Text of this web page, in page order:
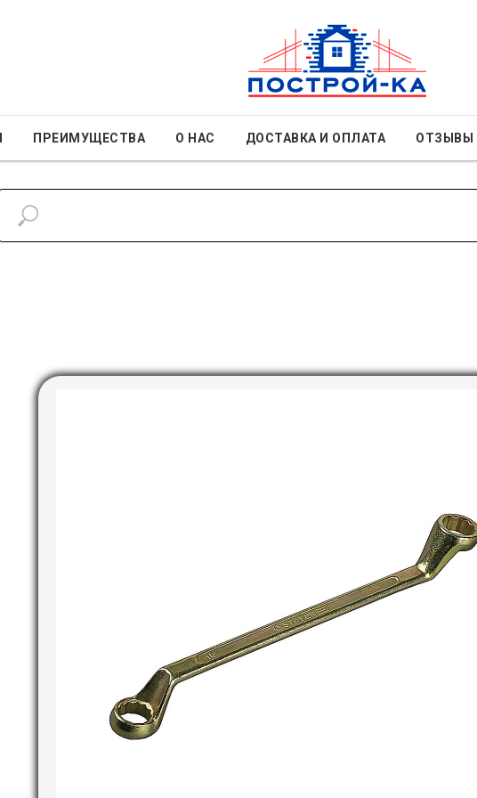
ПРЕИМУЩЕСТВА О НАС ДОСТАВКА И ОПЛАТА ОТЗЫВЫ